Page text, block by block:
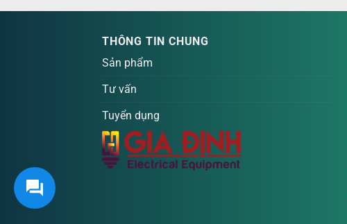
THÔNG TIN CHUNG
Sản phẩm
Tư vấn
Tuyển dụng